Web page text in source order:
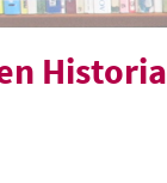
Historia